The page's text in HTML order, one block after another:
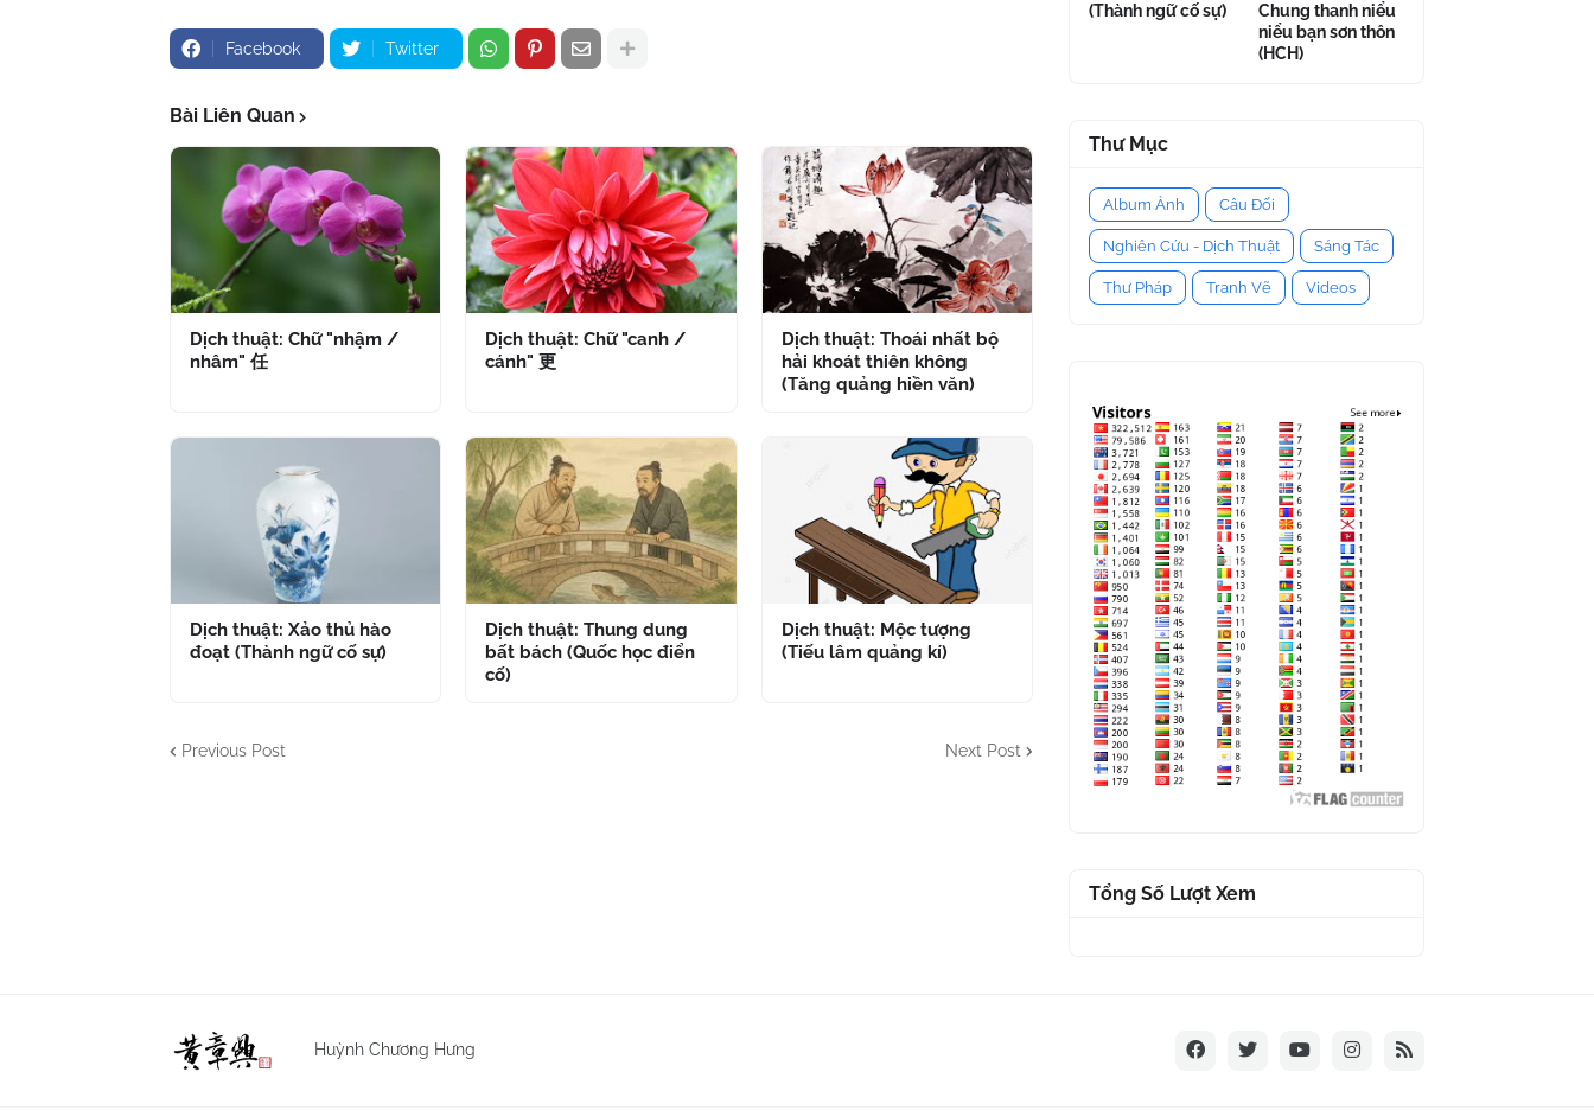
Facebook Twitter
Bài Liên Quan
Dịch thuật: Chữ "nhậm /
nhâm" 任
Dịch thuật: Chữ "canh /
cánh" 更
Dịch thuật: Thoái nhất bộ
hải khoát thiên không
(Tăng quảng hiền văn)
Dịch thuật: Xảo thủ hào
đoạt (Thành ngữ cố sự)
Dịch thuật: Thung dung
bất bách (Quốc học điển
cố)
Dịch thuật: Mộc tượng
(Tiếu lâm quảng kí)
Previous Post Next Post
(Thành ngữ cố sự)
Chung thanh niểu
niểu bạn sơn thôn
(HCH)
Thư Mục
Album Ảnh Câu Đối
Nghiên Cứu - Dịch Thuật Sáng Tác
Thư Pháp Tranh Vẽ Videos
Tổng Số Lượt Xem
Huỳnh Chương Hưng